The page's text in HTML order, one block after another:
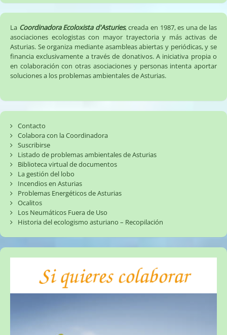
La Coordinadora Ecoloxista d'Asturies, creada en 1987, es una de las
asociaciones ecologistas con mayor trayectoria y más activas de
Asturias. Se organiza mediante asambleas abiertas y periódicas, y se
financia exclusivamente a través de donativos. A iniciativa propia o
en colaboración con otras asociaciones y personas intenta aportar
soluciones a los problemas ambientales de Asturias.
Contacto
Colabora con la Coordinadora
Suscribirse
Listado de problemas ambientales de Asturias
Biblioteca virtual de documentos
La gestión del lobo
Incendios en Asturias
Problemas Energéticos de Asturias
Ocalitos
Los Neumáticos Fuera de Uso
Historia del ecologismo asturiano – Recopilación